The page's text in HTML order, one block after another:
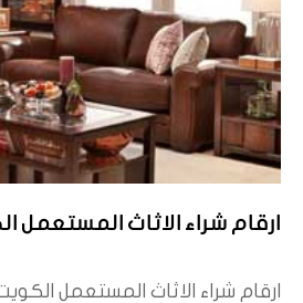
ارقام شراء الاثاث المستعمل الكويت
ارقام شراء الاثاث المستعمل